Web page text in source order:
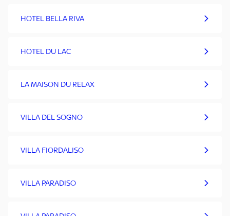
HOTEL BELLA RIVA
HOTEL DU LAC
LA MAISON DU RELAX
VILLA DEL SOGNO
VILLA FIORDALISO
VILLA PARADISO